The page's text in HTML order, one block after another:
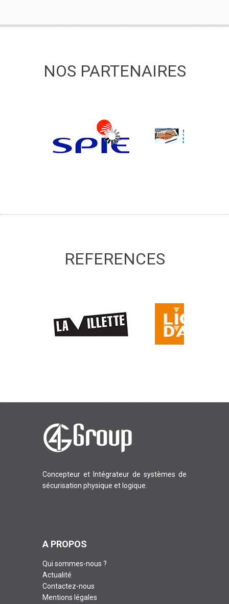
NOS PARTENAIRES
REFERENCES
Concepteur et Intégrateur de systèmes de
sécurisation physique et logique.
A PROPOS
Qui sommes-nous ?
Actualité
Contactez-nous
Mentions légales